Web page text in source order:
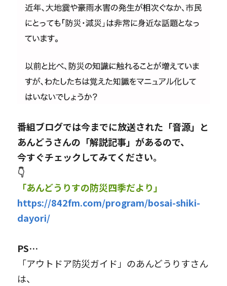
番組ブログでは今までに放送された「音源」と
あんどうさんの「解説記事」があるので、
今すぐチェックしてみてください。
👇
「あんどうりすの防災四季だより」
https://842fm.com/program/bosai-shiki-
dayori/
PS…
「アウトドア防災ガイド」のあんどうりすさん
は、